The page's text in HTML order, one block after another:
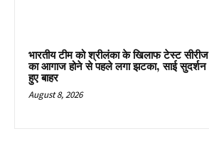
भारतीय टीम को श्रीलंका के खिलाफ टेस्ट सीरीज
का आगाज होने से पहले लगा झटका, साई सुदर्शन
हुए बाहर
August 8, 2026